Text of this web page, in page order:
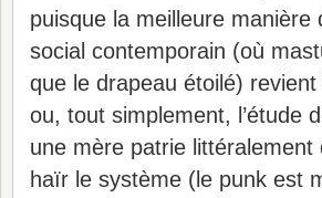
puisque la meilleure
social contemporain (où
que le drapeau étoilé)
ou, tout simplement, l’étude
une mère patrie
haïr le système (le punk est